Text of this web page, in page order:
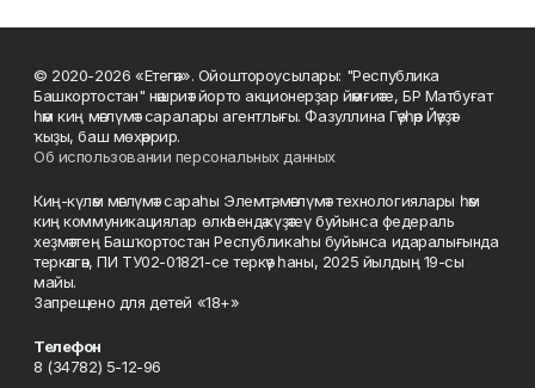
© 2020-2026 «Етегән». Ойоштороусылары: "Республика
Башкортостан" нәшриәт йорто акционерҙар йәмғиәте, БР Матбуғат
һәм киң мәғлүмәт саралары агентлығы. Фазуллина Гәүһәр Йәүҙәт
ҡыҙы, баш мөхәррир.
Об использовании персональных данных
Киң-күләм мәғлүмәт сараһы Элемтә, мәғлүмәт технологиялары һәм
киң коммуникациялар өлкәһендә күҙәтеү буйынса федераль
хеҙмәттең Башҡортостан Республикаһы буйынса идаралығында
теркәлгән, ПИ ТУ02-01821-се теркәү һаны, 2025 йылдың 19-сы
майы.
Запрещено для детей «18+»
Телефон
8 (34782) 5-12-96